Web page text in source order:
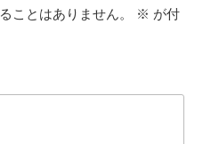
ことはありません。 ※ が付